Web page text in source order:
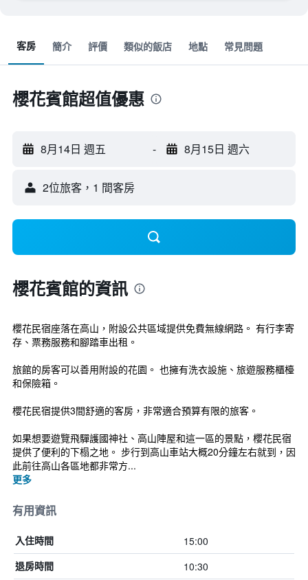
客房 簡介 評價 類似的飯店 地點 常見問題
櫻花賓館超值優惠
8月14日 週五 - 8月15日 週六
2位旅客，1 間客房
櫻花賓館的資訊
櫻花民宿座落在高山，附設公共區域提供免費無線網路。 有行李寄
存、票務服務和腳踏車出租。
旅館的房客可以善用附設的花園。 也擁有洗衣設施、旅遊服務櫃檯
和保險箱。
櫻花民宿提供3間舒適的客房，非常適合預算有限的旅客。
如果想要遊覽飛驒護國神社、高山陣屋和這一區的景點，櫻花民宿
提供了便利的下榻之地。 步行到高山車站大概20分鐘左右就到，因
此前往高山各區地都非常方...
更多
有用資訊
入住時間 15:00
退房時間 10:30